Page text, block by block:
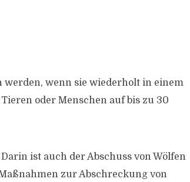
werden, wenn sie wiederholt in einem
oder Menschen auf bis zu 30
ist auch der Abschuss von Wölfen
zur Abschreckung von